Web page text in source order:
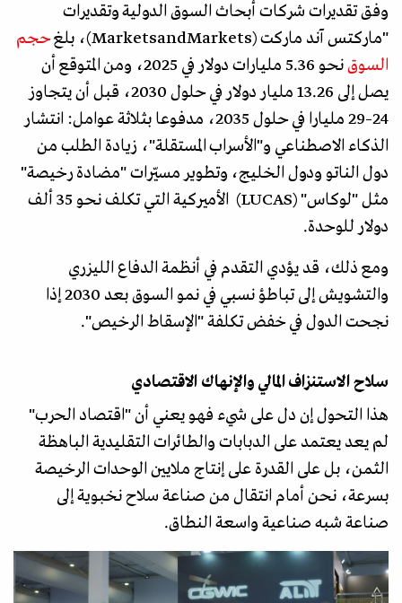
وفق تقديرات شركات أبحاث السوق الدولية وتقديرات
"ماركتس آند ماركت (MarketsandMarkets)، بلغ
حجم
السوق
نحو 5.36 مليارات دولار في 2025، ومن المتوقع أن
يصل إلى 13.26 مليار دولار في حلول 2030، قبل أن يتجاوز
24–29 مليارا في حلول 2035، مدفوعا بثلاثة عوامل: انتشار
الذكاء الاصطناعي و"الأسراب المستقلة"، زيادة الطلب من
دول الناتو ودول الخليج، وتطوير مسيّرات "مضادة رخيصة"
مثل "لوكاس" (LUCAS) الأميركية التي تكلف نحو 35 ألف
دولار للوحدة.
ومع ذلك، قد يؤدي التقدم في أنظمة الدفاع الليزري
والتشويش إلى تباطؤ نسبي في نمو السوق بعد 2030 إذا
نجحت الدول في خفض تكلفة "الإسقاط الرخيص".
سلاح الاستنزاف المالي والإنهاك الاقتصادي
هذا التحول إن دل على شيء فهو يعني أن "اقتصاد الحرب"
لم يعد يعتمد على الدبابات والطائرات التقليدية الباهظة
الثمن، بل على القدرة على إنتاج ملايين الوحدات الرخيصة
بسرعة، نحن أمام انتقال من صناعة سلاح نخبوية إلى
صناعة شبه صناعية واسعة النطاق.